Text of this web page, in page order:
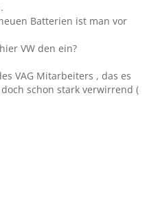
Batterien ist man vor
VW den ein?
VAG Mitarbeiters , das es
schon stark verwirrend (